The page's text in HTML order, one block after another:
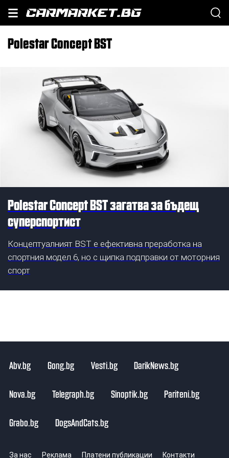
Polestar Concept BST
Polestar Concept BST загатва за бъдещ
суперспортист
Концептуалният BST е ефективна преработка на
спортния модел 6, но с щипка подправки от моторния
спорт
Abv.bg Gong.bg Vesti.bg DarikNews.bg
Nova.bg Telegraph.bg Sinoptik.bg Pariteni.bg
Grabo.bg DogsAndCats.bg
За нас Реклама Платени публикации Контакти